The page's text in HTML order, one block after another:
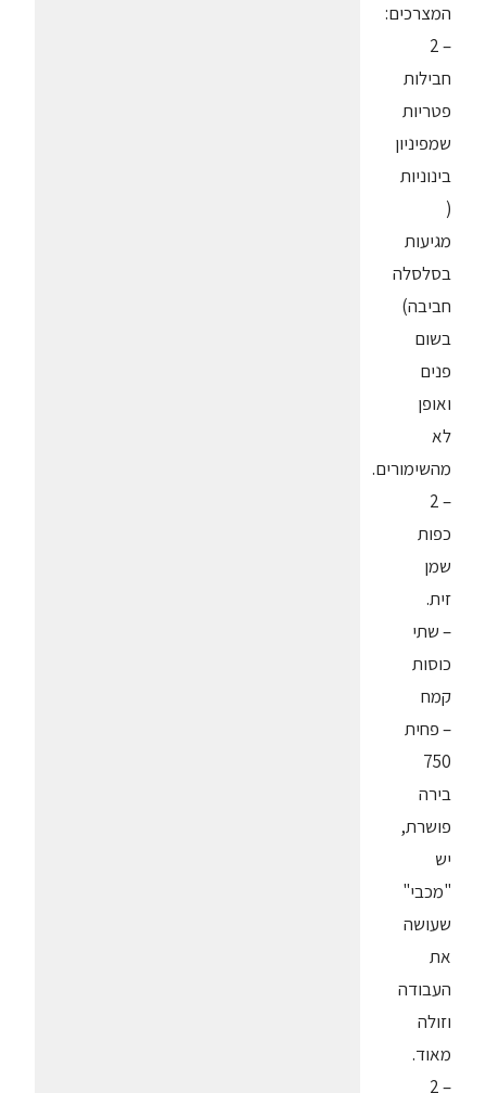
המצרכים:
– 2
חבילות
פטריות
שמפיניון
בינוניות
(
מגיעות
בסלסלה
חביבה)
בשום
פנים
ואופן
לא
מהשימורים.
– 2
כפות
שמן
זית.
– שתי
כוסות
קמח
– פחית
750
בירה
פושרת,
יש
"מכבי"
שעושה
את
העבודה
וזולה
מאוד.
– 2